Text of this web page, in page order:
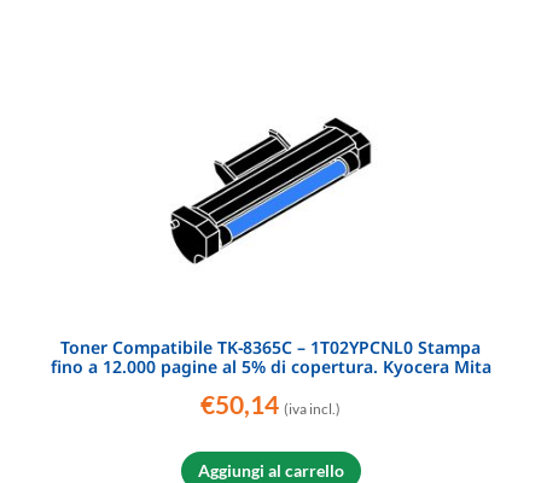
Toner Compatibile TK-8365C – 1T02YPCNL0 Stampa
fino a 12.000 pagine al 5% di copertura. Kyocera Mita
€50,14 (iva incl.)
Aggiungi al carrello